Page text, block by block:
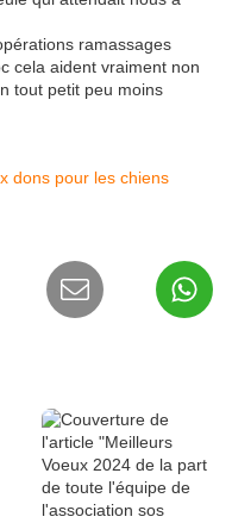
ramassages
cela aident vraiment non
tout petit peu moins
dons pour les chiens